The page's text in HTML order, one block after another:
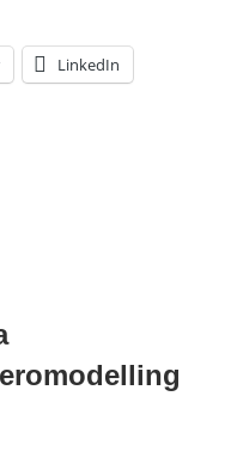
LinkedIn